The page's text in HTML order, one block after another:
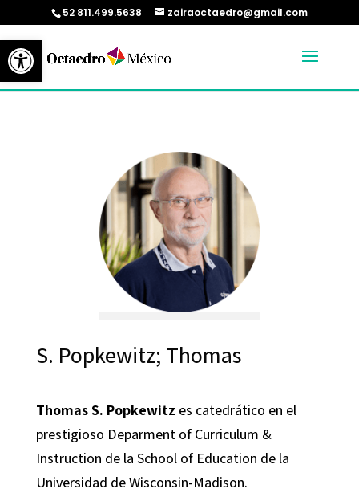
Abrir barra de herramientas
52 811.499.5638 zairaoctaedro@gmail.com
S. Popkewitz; Thomas
Thomas S. Popkewitz es catedrático en el
prestigioso Deparment of Curriculum &
Instruction de la School of Education de la
Universidad de Wisconsin-Madison.